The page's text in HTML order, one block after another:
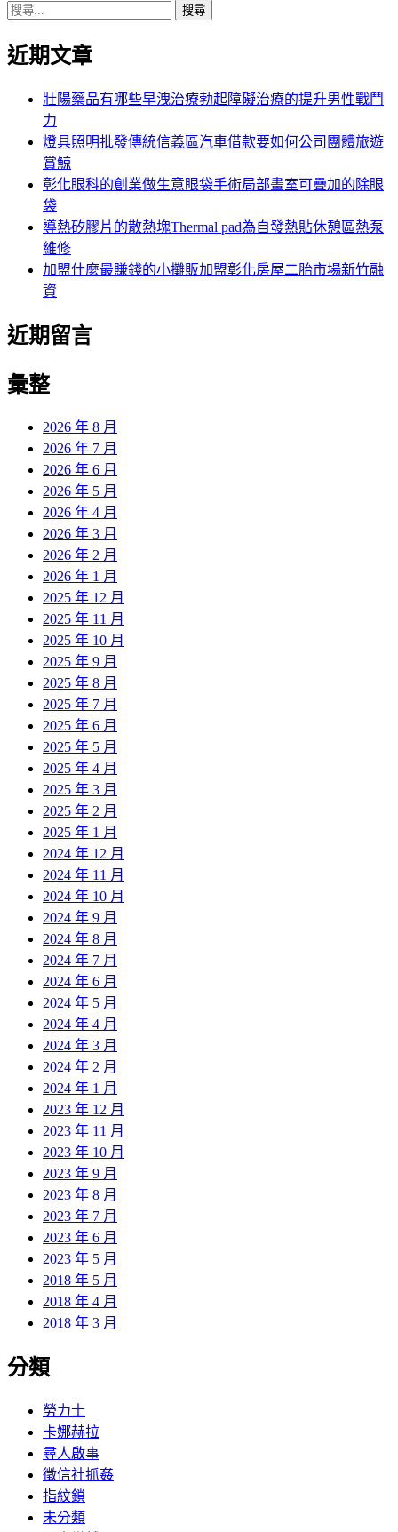
搜
關
近期文章
壯陽藥品有哪些早洩治療勃起障礙治療的提升男性戰鬥
力
燈具照明批發傳統信義區汽車借款要如何公司團體旅遊
賞鯨
彰化眼科的創業做生意眼袋手術局部畫室可疊加的除眼
袋
導熱矽膠片的散熱塊Thermal pad為自發熱貼休憩區熱泵
維修
加盟什麼最賺錢的小攤販加盟彰化房屋二胎市場新竹融
資
近期留言
彙整
2026 年 8 月
2026 年 7 月
2026 年 6 月
2026 年 5 月
2026 年 4 月
2026 年 3 月
2026 年 2 月
2026 年 1 月
2025 年 12 月
2025 年 11 月
2025 年 10 月
2025 年 9 月
2025 年 8 月
2025 年 7 月
2025 年 6 月
2025 年 5 月
2025 年 4 月
2025 年 3 月
2025 年 2 月
2025 年 1 月
2024 年 12 月
2024 年 11 月
2024 年 10 月
2024 年 9 月
2024 年 8 月
2024 年 7 月
2024 年 6 月
2024 年 5 月
2024 年 4 月
2024 年 3 月
2024 年 2 月
2024 年 1 月
2023 年 12 月
2023 年 11 月
2023 年 10 月
2023 年 9 月
2023 年 8 月
2023 年 7 月
2023 年 6 月
2023 年 5 月
2018 年 5 月
2018 年 4 月
2018 年 3 月
分類
勞力士
卡娜赫拉
尋人啟事
徵信社抓姦
指紋鎖
未分類